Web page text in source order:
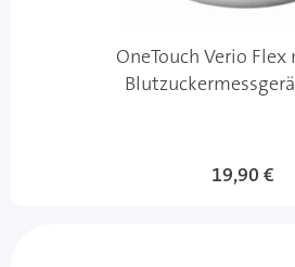
OneTouch Verio
19,90 €